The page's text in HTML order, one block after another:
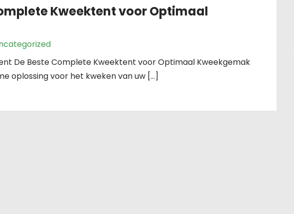
Kweektent voor Optimaal
De Beste Complete Kweektent voor Optimaal Kweekgemak
oplossing voor het kweken van uw […]